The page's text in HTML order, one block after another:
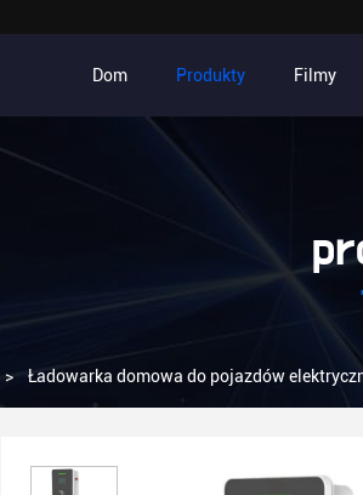
Dom Produkty Filmy
> Ładowarka domowa do pojazdów